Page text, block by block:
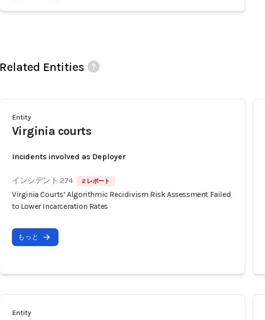
Related Entities
Entity
Virginia courts
Incidents involved as Deployer
インシデント 274 2 レポート
Virginia Courts’ Algorithmic Recidivism Risk Assessment Failed
to Lower Incarceration Rates
もっと
Entity